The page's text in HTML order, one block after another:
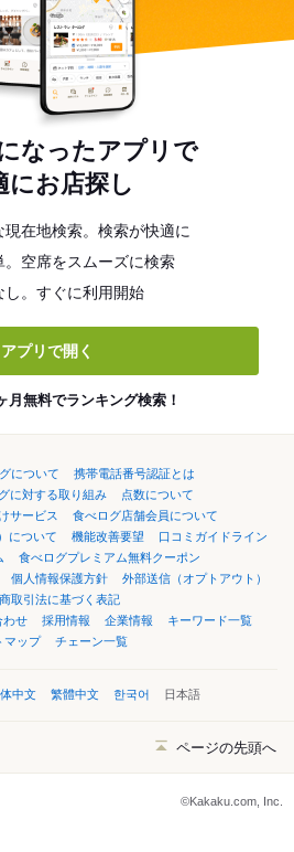
なったアプリで
にお店探し
現在地検索。検索が快適に
。空席をスムーズに検索
し。すぐに利用開始
アプリで開く
月無料でランキング検索！
について
携帯電話番号認証とは
に対する取り組み
点数について
サービス
食べログ店舗会員について
について
機能改善要望
口コミガイドライン
食べログプレミアム無料クーポン
個人情報保護方針
外部送信（オプトアウト）
取引法に基づく表記
わせ 採用情報 企業情報
キーワード一覧
マップ
チェーン一覧
中文 繁體中文 한국어 日本語
ページの先頭へ
©Kakaku.com, Inc.